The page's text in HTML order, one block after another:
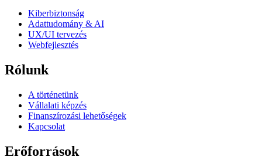
Kiberbiztonság
Adattudomány & AI
UX/UI tervezés
Webfejlesztés
Rólunk
A történetünk
Vállalati képzés
Finanszírozási lehetőségek
Kapcsolat
Erőforrások